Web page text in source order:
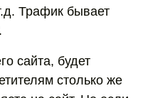
Трафик бывает
сайта, будет
столько же